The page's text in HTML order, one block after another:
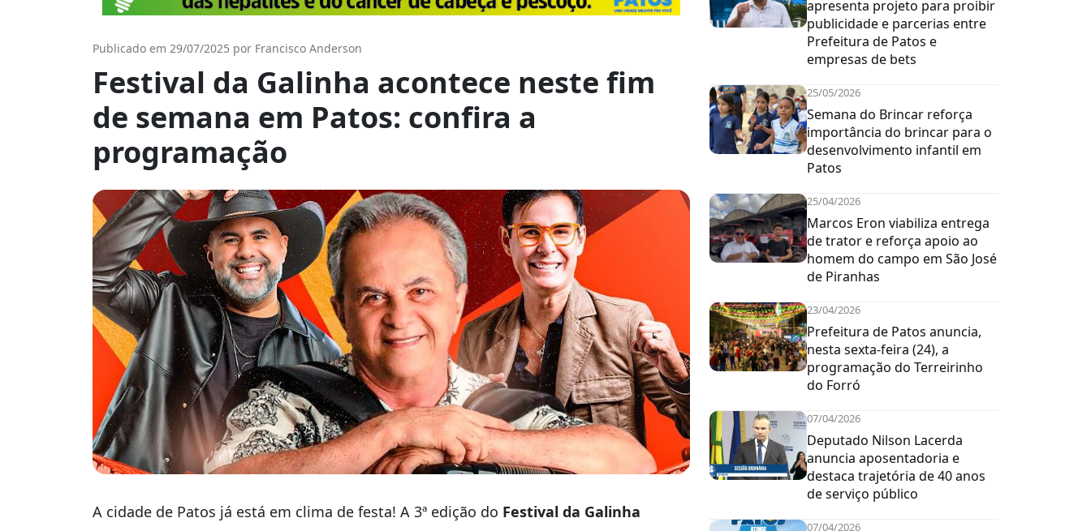
Publicado em 29/07/2025 por Francisco Anderson
Festival da Galinha acontece neste fim
de semana em Patos: confira a
programação
A cidade de Patos já está em clima de festa! A 3ª edição do Festival da Galinha
apresenta projeto para proibir
publicidade e parcerias entre
Prefeitura de Patos e
empresas de bets
25/05/2026
Semana do Brincar reforça
importância do brincar para o
desenvolvimento infantil em
Patos
25/04/2026
Marcos Eron viabiliza entrega
de trator e reforça apoio ao
homem do campo em São José
de Piranhas
23/04/2026
Prefeitura de Patos anuncia,
nesta sexta-feira (24), a
programação do Terreirinho
do Forró
07/04/2026
Deputado Nilson Lacerda
anuncia aposentadoria e
destaca trajetória de 40 anos
de serviço público
07/04/2026